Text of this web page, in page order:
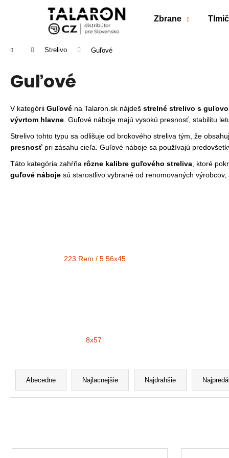
Zbrane
Domov Strelivo Guľové
Guľové
V kategórii Guľové na Talaron.sk nájdeš strelné strelivo s
vývrtom hlavne . Guľové náboje majú vysokú presnosť, stabilitu
Strelivo tohto typu sa odlišuje od brokového streliva tým, že
presnosť pri zásahu cieľa. Guľové náboje sa používajú
Táto kategória zahŕňa rôzne kalibre guľového streliva , ktoré
guľové náboje sú starostlivo vybrané od renomovaných výrobcov,
.223 Rem / 5.56x45
8x57
R
d
e
Abecedne Najlacnejšie Najdrahšie
V
Späť
Späť